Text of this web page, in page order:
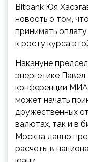
Bitbank Юя
новость о том,
принимать
к росту курса
Накануне
энергетике
конференции МИА
может начать
дружественных
валютах, так и в
Москва давно
расчеты в